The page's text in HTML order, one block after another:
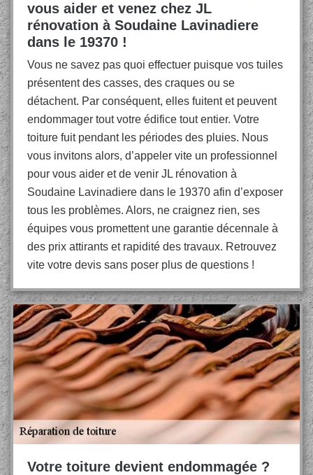
vous aider et venez chez JL
rénovation à Soudaine Lavinadiere
dans le 19370 !
Vous ne savez pas quoi effectuer puisque vos tuiles
présentent des casses, des craques ou se
détachent. Par conséquent, elles fuitent et peuvent
endommager tout votre édifice tout entier. Votre
toiture fuit pendant les périodes des pluies. Nous
vous invitons alors, d’appeler vite un professionnel
pour vous aider et de venir JL rénovation à
Soudaine Lavinadiere dans le 19370 afin d’exposer
tous les problèmes. Alors, ne craignez rien, ses
équipes vous promettent une garantie décennale à
des prix attirants et rapidité des travaux. Retrouvez
vite votre devis sans poser plus de questions !
Votre toiture devient endommagée ?